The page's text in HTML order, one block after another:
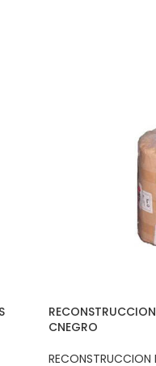
CNEGRO
RECONSTRUCCION